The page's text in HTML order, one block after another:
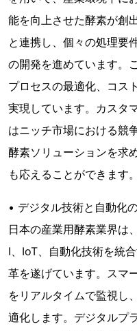
能を向上させた酵素が創
と連携し、個々の処理要
の開発を進めています。
プロセスの最適化、コス
実現しています。カスタ
はニッチ市場における競
酵素ソリューションを求
も応えることができます。
• デジタル技術と自動化
日本の産業用酵素業界は
I、IoT、自動化技術を統
革を遂げています。スマ
をリアルタイムで監視し
適化します。デジタルプ